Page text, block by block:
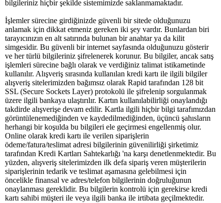
bilgileriniz hiçbir şekilde sistemimizde saklanmamaktadır.
İşlemler sürecine girdiğinizde güvenli bir sitede olduğunuzu
anlamak için dikkat etmeniz gereken iki şey vardır. Bunlardan biri
tarayıcınızın en alt satırında bulunan bir anahtar ya da kilit
simgesidir. Bu güvenli bir internet sayfasında olduğunuzu gösterir
ve her türlü bilgileriniz şifrelenerek korunur. Bu bilgiler, ancak satış
işlemleri sürecine bağlı olarak ve verdiğiniz talimat istikametinde
kullanılır. Alışveriş sırasında kullanılan kredi kartı ile ilgili bilgiler
alışveriş sitelerimizden bağımsız olarak Rapid tarafından 128 bit
SSL (Secure Sockets Layer) protokolü ile şifrelenip sorgulanmak
üzere ilgili bankaya ulaştırılır. Kartın kullanılabilirliği onaylandığı
takdirde alışverişe devam edilir. Kartla ilgili hiçbir bilgi tarafımızdan
görüntülenemediğinden ve kaydedilmediğinden, üçüncü şahısların
herhangi bir koşulda bu bilgileri ele geçirmesi engellenmiş olur.
Online olarak kredi kartı ile verilen siparişlerin
ödeme/fatura/teslimat adresi bilgilerinin güvenilirliği şirketimiz
tarafından Kredi Kartları Sahtekarlığı 'na karşı denetlenmektedir. Bu
yüzden, alışveriş sitelerimizden ilk defa sipariş veren müşterilerin
siparişlerinin tedarik ve teslimat aşamasına gelebilmesi için
öncelikle finansal ve adres/telefon bilgilerinin doğruluğunun
onaylanması gereklidir. Bu bilgilerin kontrolü için gerekirse kredi
kartı sahibi müşteri ile veya ilgili banka ile irtibata geçilmektedir.